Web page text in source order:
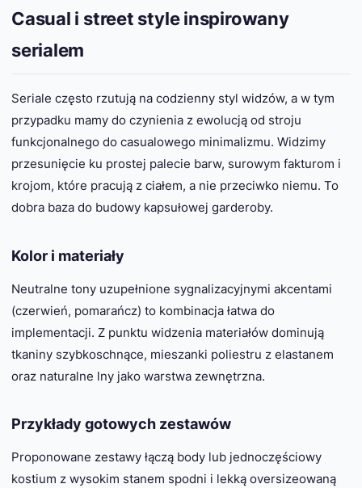
Casual i street style inspirowany
serialem
Seriale często rzutują na codzienny styl widzów, a w tym
przypadku mamy do czynienia z ewolucją od stroju
funkcjonalnego do casualowego minimalizmu. Widzimy
przesunięcie ku prostej palecie barw, surowym fakturom i
krojom, które pracują z ciałem, a nie przeciwko niemu. To
dobra baza do budowy kapsułowej garderoby.
Kolor i materiały
Neutralne tony uzupełnione sygnalizacyjnymi akcentami
(czerwień, pomarańcz) to kombinacja łatwa do
implementacji. Z punktu widzenia materiałów dominują
tkaniny szybkoschnące, mieszanki poliestru z elastanem
oraz naturalne lny jako warstwa zewnętrzna.
Przykłady gotowych zestawów
Proponowane zestawy łączą body lub jednoczęściowy
kostium z wysokim stanem spodni i lekką oversize­owaną